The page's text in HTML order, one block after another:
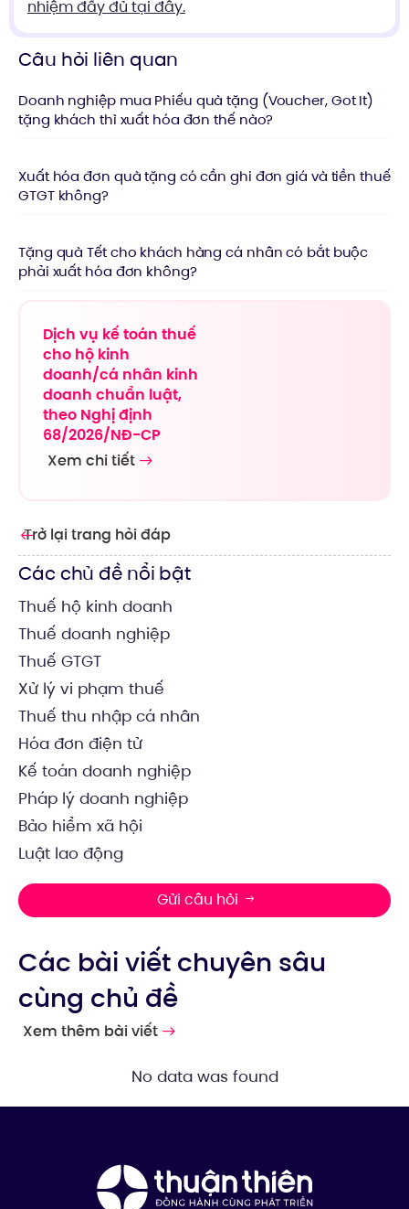
Trở lại trang hỏi đáp
Các chủ đề nổi bật
Thuế hộ kinh doanh
Thuế doanh nghiệp
Thuế GTGT
Xử lý vi phạm thuế
Thuế thu nhập cá nhân
Hóa đơn điện tử
Kế toán doanh nghiệp
Pháp lý doanh nghiệp
Bảo hiểm xã hội
Luật lao động
Gửi câu hỏi
nhiệm đầy đủ tại đây.
Câu hỏi liên quan
Doanh nghiệp mua Phiếu quà tặng (Voucher, Got It)
tặng khách thì xuất hóa đơn thế nào?
Xuất hóa đơn quà tặng có cần ghi đơn giá và tiền thuế
GTGT không?
Tặng quà Tết cho khách hàng cá nhân có bắt buộc
phải xuất hóa đơn không?
Dịch vụ kế toán thuế
cho hộ kinh
doanh/cá nhân kinh
doanh chuẩn luật,
theo Nghị định
68/2026/NĐ-CP
Xem chi tiết
Các bài viết chuyên sâu
cùng chủ đề
Xem thêm bài viết
No data was found